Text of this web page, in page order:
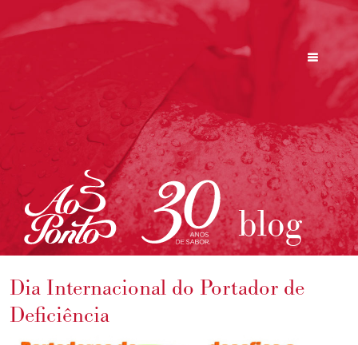
blog
Dia Internacional do Portador de
Deficiência